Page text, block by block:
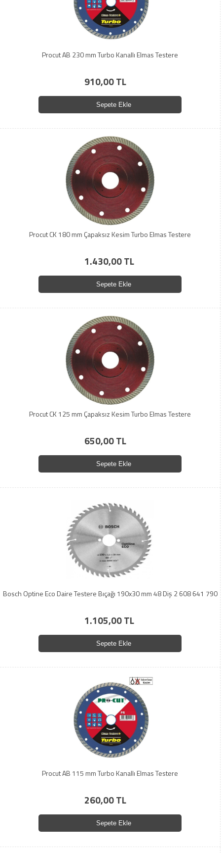
Procut AB 230 mm Turbo Kanallı Elmas Testere
910,00 TL
Sepete Ekle
Procut CK 180 mm Çapaksız Kesim Turbo Elmas Testere
1.430,00 TL
Sepete Ekle
Procut CK 125 mm Çapaksız Kesim Turbo Elmas Testere
650,00 TL
Sepete Ekle
Bosch Optine Eco Daire Testere Bıçağı 190x30 mm 48 Diş 2 608 641 790
1.105,00 TL
Sepete Ekle
Procut AB 115 mm Turbo Kanallı Elmas Testere
260,00 TL
Sepete Ekle